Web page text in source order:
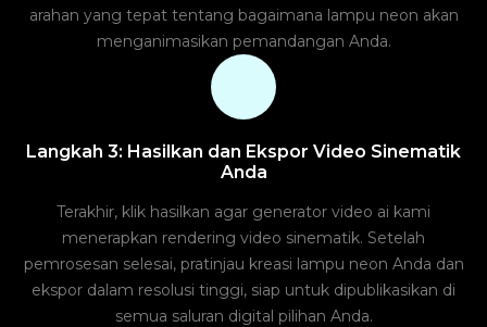
arahan yang tepat tentang bagaimana lampu neon akan
menganimasikan pemandangan Anda.
Langkah 3: Hasilkan dan Ekspor Video Sinematik
Anda
Terakhir, klik hasilkan agar generator video ai kami
menerapkan rendering video sinematik. Setelah
pemrosesan selesai, pratinjau kreasi lampu neon Anda dan
ekspor dalam resolusi tinggi, siap untuk dipublikasikan di
semua saluran digital pilihan Anda.